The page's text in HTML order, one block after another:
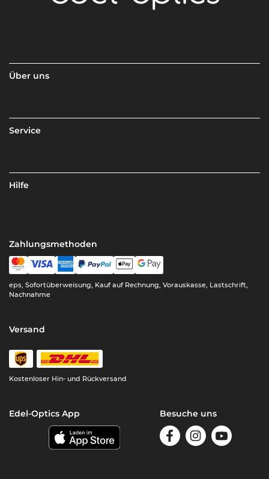
Über uns
Service
Hilfe
Zahlungsmethoden
eps, Sofortüberweisung, Kauf auf Rechnung, Vorauskasse, Lastschrift,
Nachnahme
Versand
Kostenloser Hin- und Rückversand
Edel-Optics App Besuche uns